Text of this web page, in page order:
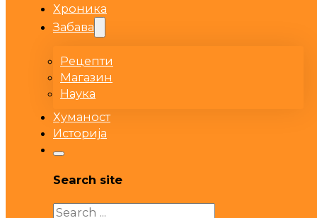
Хроника
Забава
Рецепти
Магазин
Наука
Хуманост
Историја
Search site
Search